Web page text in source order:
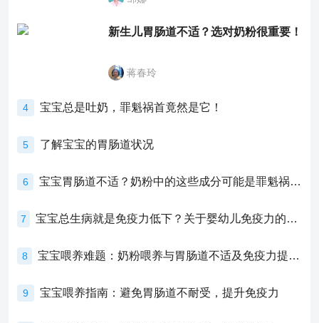
新生儿胃肠道不适？选对奶粉很重要！
蒋春玲
4 宝宝总是吐奶，罪魁祸首竟然是它！
5 了解宝宝的胃肠道状况
6 宝宝胃肠道不适？奶粉中的这些成分可能是罪魁祸首！
7 宝宝总生病就是免疫力低下？关于婴幼儿免疫力的真相，家长必须了解！
8 宝宝喂养难题：奶粉喂养与胃肠道不适及免疫力提升的奥秘
9 宝宝喂养指南：避免胃肠道不耐受，提升免疫力